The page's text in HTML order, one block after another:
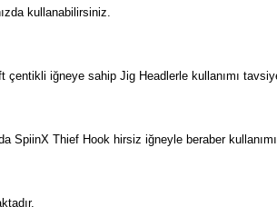
kullanabilirsiniz.
iğneye sahip Jig Headlerle kullanımı
SpiinX Thief Hook hirsiz iğneyle beraber kullanımı